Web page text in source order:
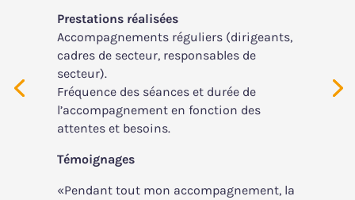
Prestations réalisées
Accompagnements réguliers (dirigeants,
cadres de secteur, responsables de
secteur).
Fréquence des séances et durée de
l’accompagnement en fonction des
attentes et besoins.
Témoignages
«Pendant tout mon accompagnement, la